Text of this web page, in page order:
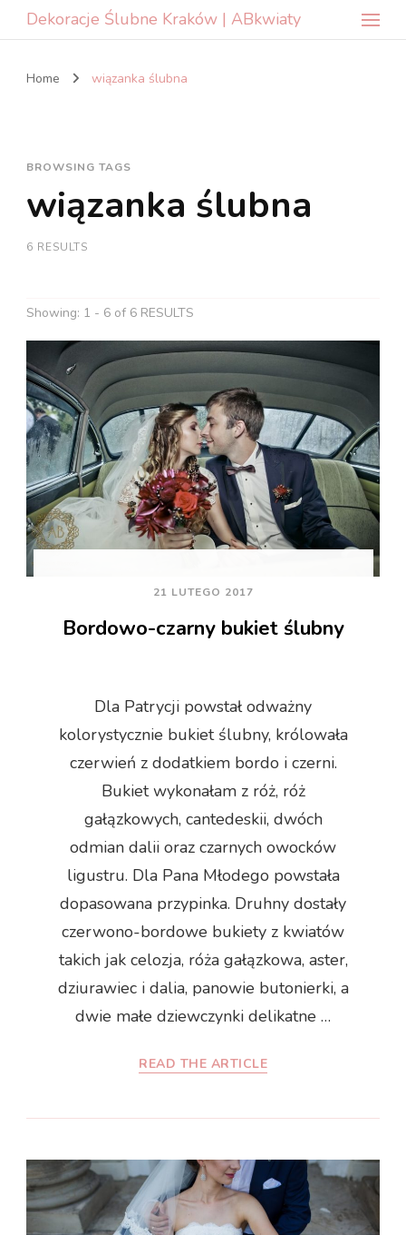
Dekoracje Ślubne Kraków | ABkwiaty
Home wiązanka ślubna
BROWSING TAGS
wiązanka ślubna
6 RESULTS
Showing: 1 - 6 of 6 RESULTS
21 LUTEGO 2017
Bordowo-czarny bukiet ślubny
Dla Patrycji powstał odważny
kolorystycznie bukiet ślubny, królowała
czerwień z dodatkiem bordo i czerni.
Bukiet wykonałam z róż, róż
gałązkowych, cantedeskii, dwóch
odmian dalii oraz czarnych owocków
ligustru. Dla Pana Młodego powstała
dopasowana przypinka. Druhny dostały
czerwono-bordowe bukiety z kwiatów
takich jak celozja, róża gałązkowa, aster,
dziurawiec i dalia, panowie butonierki, a
dwie małe dziewczynki delikatne …
READ THE ARTICLE